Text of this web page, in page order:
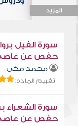
المزيد
سورة الفيل
حفص عن
محمد مكي
تقييم المادة:
سورة الشعراء
حفص عن